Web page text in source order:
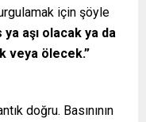
için şöyle
ya aşı olacak ya da
veya ölecek.”
doğru. Basınının